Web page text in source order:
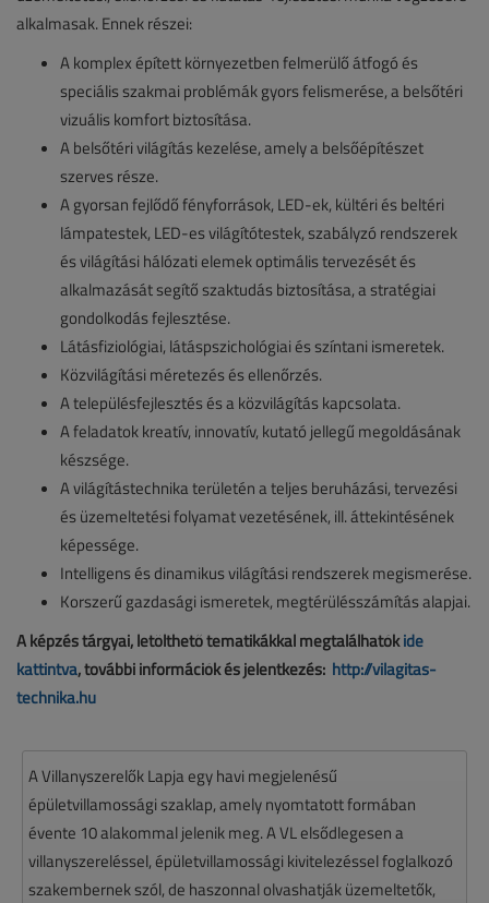
alkalmasak. Ennek részei:
A komplex épített környezetben felmerülő átfogó és
speciális szakmai problémák gyors felismerése, a belsőtéri
vizuális komfort biztosítása.
A belsőtéri világítás kezelése, amely a belsőépítészet
szerves része.
A gyorsan fejlődő fényforrások, LED-ek, kültéri és beltéri
lámpatestek, LED-es világítótestek, szabályzó rendszerek
és világítási hálózati elemek optimális tervezését és
alkalmazását segítő szaktudás biztosítása, a stratégiai
gondolkodás fejlesztése.
Látásfiziológiai, látáspszichológiai és színtani ismeretek.
Közvilágítási méretezés és ellenőrzés.
A településfejlesztés és a közvilágítás kapcsolata.
A feladatok kreatív, innovatív, kutató jellegű megoldásának
készsége.
A világítástechnika területén a teljes beruházási, tervezési
és üzemeltetési folyamat vezetésének, ill. áttekintésének
képessége.
Intelligens és dinamikus világítási rendszerek megismerése.
Korszerű gazdasági ismeretek, megtérülésszámítás alapjai.
A képzés tárgyai, letölthető tematikákkal megtalálhatókide
kattintva, további információk és jelentkezés: http://vilagitas-
technika.hu
A Villanyszerelők Lapja egy havi megjelenésű
épületvillamossági szaklap, amely nyomtatott formában
évente 10 alakommal jelenik meg. A VL elsődlegesen a
villanyszereléssel, épületvillamossági kivitelezéssel foglalkozó
szakembernek szól, de haszonnal olvashatják üzemeltetők,